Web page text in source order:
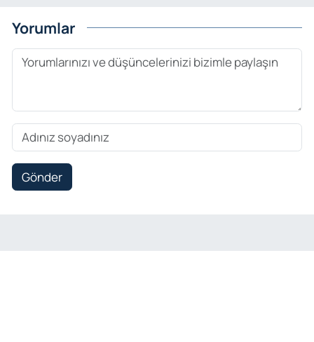
Yorumlar
Gönder